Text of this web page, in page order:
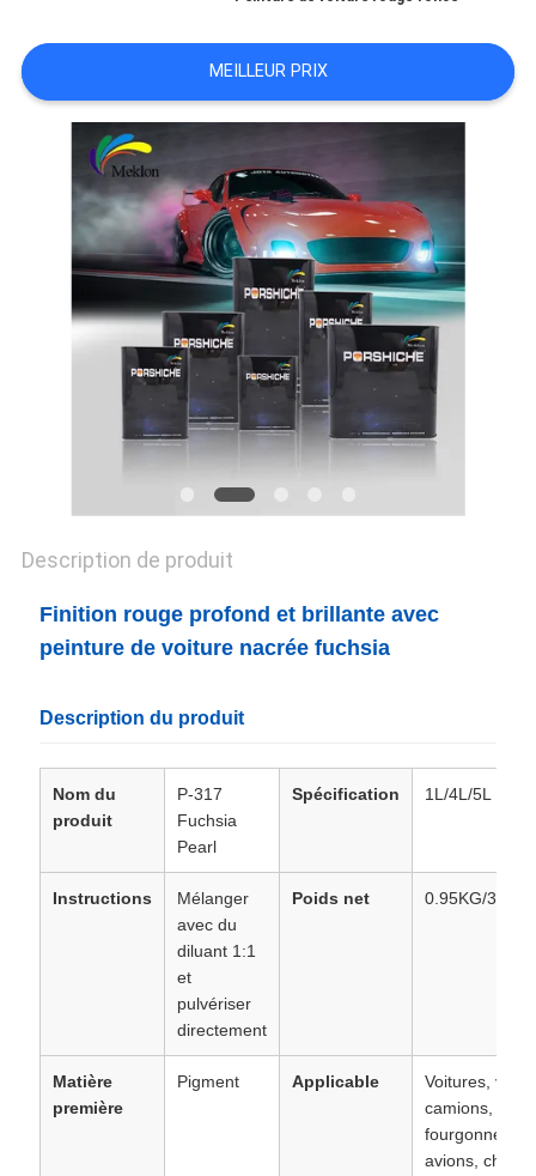
DEMANDE
DE
SOUMISSION
PLAN
POLITIQUE
DE
CONFIDENTIALITÉ
MEILLEUR PRIX
Description de produit
Finition rouge profond et brillante avec
peinture de voiture nacrée fuchsia
Description du produit
Nom du
produit
P-317
Fuchsia
Pearl
Spécification 1L/4L/5L
Instructions
Mélanger
avec du
diluant 1:1
et
pulvériser
directement
Poids net 0.95KG/
Matière
première
Pigment Applicable
Voitures,
camions,
avions, chars,